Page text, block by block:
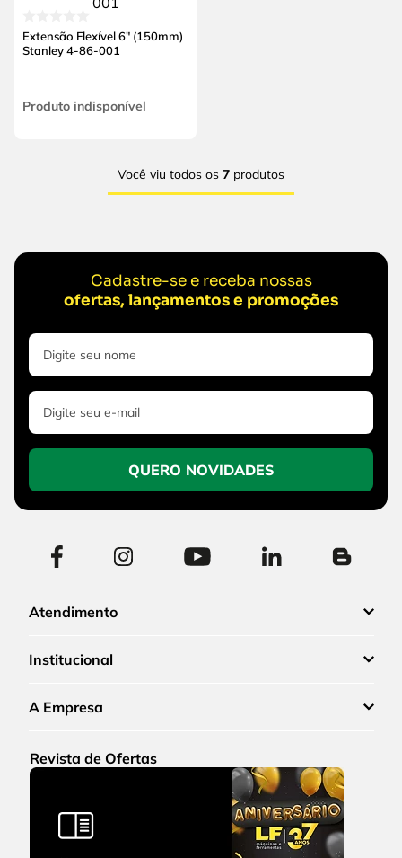
Extensão Flexível 6" (150mm)
Stanley 4-86-001
Produto indisponível
Você viu todos os 7 produtos
Cadastre-se e receba nossas
ofertas, lançamentos e promoções
QUERO NOVIDADES
Atendimento
Institucional
A Empresa
Revista de Ofertas